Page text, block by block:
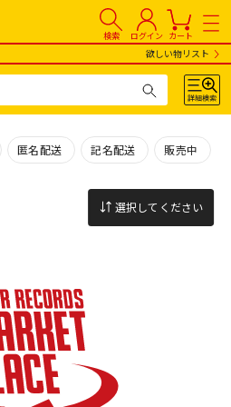
検索 ログイン カート
欲しい物リスト
匿名配送 記名配送 販売中
選択してください